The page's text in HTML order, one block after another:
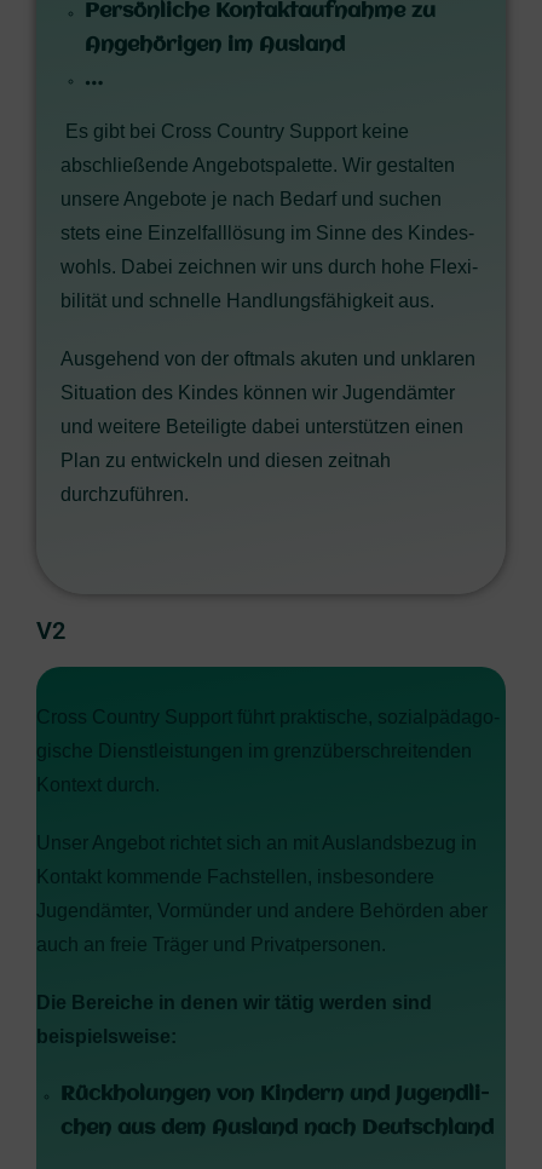
Per­sön­li­che Kon­takt­auf­nah­me zu
Ange­hö­ri­gen im Ausland
…
Es gibt bei Cross Coun­try Sup­port kei­ne
abschlie­ßen­de Ange­bots­pa­let­te. Wir gestal­ten
unse­re Ange­bo­te je nach Bedarf und suchen
stets eine Ein­zel­fall­lö­sung im Sin­ne des Kin­des­
wohls. Dabei zeich­nen wir uns durch hohe Fle­xi­
bi­li­tät und schnel­le Hand­lungs­fä­hig­keit aus.
Aus­ge­hend von der oft­mals aku­ten und unkla­ren
Situa­ti­on des Kin­des kön­nen wir Jugend­äm­ter
und wei­te­re Betei­lig­te dabei unter­stüt­zen einen
Plan zu ent­wi­ckeln und die­sen zeit­nah
durchzuführen.
V2
Cross Coun­try Sup­port führt prak­ti­sche, sozi­al­päd­ago­
gi­sche Dienst­leis­tun­gen im grenz­über­schrei­ten­den
Kon­text durch.
Unser Ange­bot rich­tet sich an mit Aus­lands­be­zug in
Kon­takt kom­men­de Fach­stel­len, ins­be­son­de­re
Jugend­äm­ter, Vor­mün­der und ande­re Behör­den aber
auch an freie Trä­ger und Privatpersonen.
Die Berei­che in denen wir tätig wer­den sind
beispielsweise:
Rück­ho­lun­gen von Kin­dern und Jugend­li­
chen aus dem Aus­land nach Deutschland